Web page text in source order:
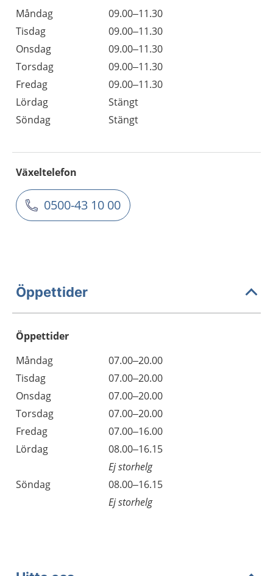
Måndag
09.00–11.30
Tisdag
09.00–11.30
Onsdag
09.00–11.30
Torsdag
09.00–11.30
Fredag
09.00–11.30
Lördag
Stängt
Söndag
Stängt
Växeltelefon
0500-43 10 00
Öppettider
Öppettider
Dag
Öppettider
Kommentarer
Måndag
07.00–20.00
Tisdag
07.00–20.00
Onsdag
07.00–20.00
Torsdag
07.00–20.00
Fredag
07.00–16.00
Lördag
08.00–16.15
Ej storhelg
Söndag
08.00–16.15
Ej storhelg